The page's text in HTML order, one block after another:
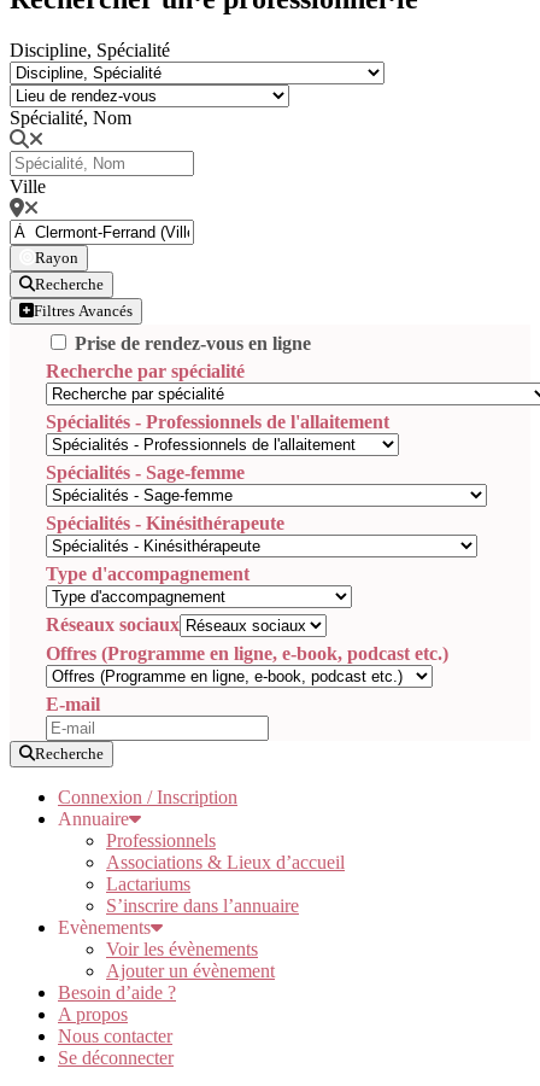
Discipline, Spécialité
Spécialité, Nom
Ville
Rayon
Recherche
Filtres Avancés
Prise de rendez-vous en ligne
Recherche par spécialité
Spécialités - Professionnels de l'allaitement
Spécialités - Sage-femme
Spécialités - Kinésithérapeute
Type d'accompagnement
Réseaux sociaux
Offres (Programme en ligne, e-book, podcast etc.)
E-mail
Recherche
Connexion / Inscription
Annuaire
Professionnels
Associations & Lieux d’accueil
Lactariums
S’inscrire dans l’annuaire
Evènements
Voir les évènements
Ajouter un évènement
Besoin d’aide ?
A propos
Nous contacter
Se déconnecter